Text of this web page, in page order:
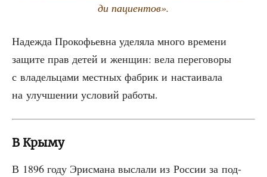
ди пациентов».
Надеж­да Про­ко­фьев­на уде­ля­ла мно­го вре­ме­ни
защи­те прав детей и жен­щин: вела пере­го­во­ры
с вла­дель­ца­ми мест­ных фаб­рик и наста­и­ва­ла
на улуч­ше­нии усло­вий работы.
В Крыму
В 1896 году Эри­сма­на высла­ли из Рос­сии за под­